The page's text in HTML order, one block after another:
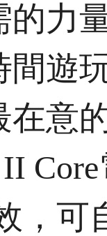
的力
間遊
在意
，